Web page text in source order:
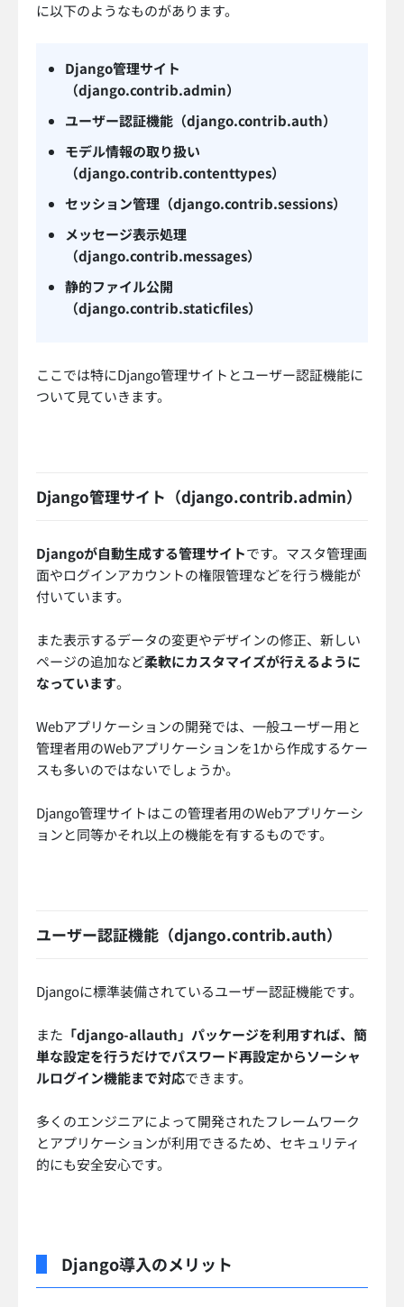
に以下のようなものがあります。
Django管理サイト
（django.contrib.admin）
ユーザー認証機能（django.contrib.auth）
モデル情報の取り扱い
（django.contrib.contenttypes）
セッション管理（django.contrib.sessions）
メッセージ表示処理
（django.contrib.messages）
静的ファイル公開
（django.contrib.staticfiles）
ここでは特にDjango管理サイトとユーザー認証機能に
ついて見ていきます。
Django管理サイト（django.contrib.admin）
Djangoが自動生成する管理サイトです。マスタ管理画
面やログインアカウントの権限管理などを行う機能が
付いています。
また表示するデータの変更やデザインの修正、新しい
ページの追加など柔軟にカスタマイズが行えるように
なっています。
Webアプリケーションの開発では、一般ユーザー用と
管理者用のWebアプリケーションを1から作成するケー
スも多いのではないでしょうか。
Django管理サイトはこの管理者用のWebアプリケーシ
ョンと同等かそれ以上の機能を有するものです。
ユーザー認証機能（django.contrib.auth）
Djangoに標準装備されているユーザー認証機能です。
また 「django-allauth」パッケージを利用すれば、簡
単な設定を行うだけでパスワード再設定からソーシャ
ルログイン機能まで対応できます。
多くのエンジニアによって開発されたフレームワーク
とアプリケーションが利用できるため、セキュリティ
的にも安全安心です。
Django導入のメリット